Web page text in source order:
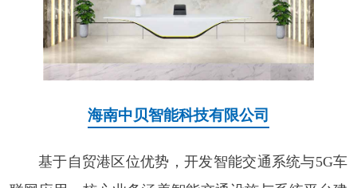
海南中贝智能科技有限公司
基于自贸港区位优势，开发智能交通系统与5G车